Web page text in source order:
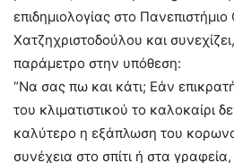
επιδημιολογίας στο
Χατζηχριστοδούλου και
παράμετρο στην υπόθεση:
“Να σας πω και κάτι; Εάν
του κλιματιστικού το καλοκαίρι
καλύτερο η εξάπλωση του
συνέχεια στο σπίτι ή στα